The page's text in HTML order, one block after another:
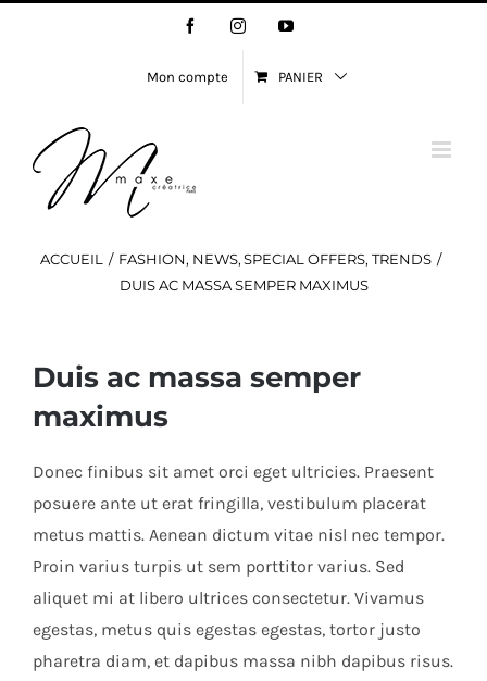
FacebookInstagramYouTube
Mon compte PANIER
ACCUEIL FASHION NEWS SPECIAL OFFERS TRENDS
DUIS AC MASSA SEMPER MAXIMUS
Duis ac massa semper
maximus
Donec finibus sit amet orci eget ultricies. Praesent
posuere ante ut erat fringilla, vestibulum placerat
metus mattis. Aenean dictum vitae nisl nec tempor.
Proin varius turpis ut sem porttitor varius. Sed
aliquet mi at libero ultrices consectetur. Vivamus
egestas, metus quis egestas egestas, tortor justo
pharetra diam, et dapibus massa nibh dapibus risus.